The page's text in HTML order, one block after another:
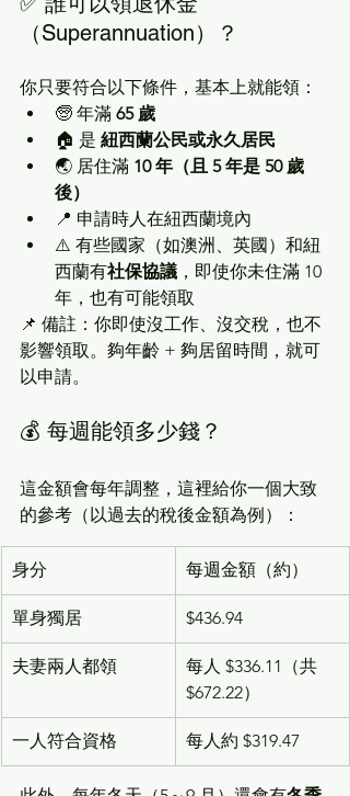
（Superannuation）？
你只要符合以下條件，基本上就能領：
🧓 年滿 65 歲
🏠 是 紐西蘭公民或永久居民
🌏 居住滿 10 年（且 5 年是 50 歲
後）
📍 申請時人在紐西蘭境內
⚠️ 有些國家（如澳洲、英國）和紐
西蘭有社保協議 ，即使你未住滿 10
年，也有可能領取
📌 備註：你即使沒工作、沒交稅，也不
影響領取。夠年齡 + 夠居留時間，就可
以申請。
💰 每週能領多少錢？
這金額會每年調整，這裡給你一個大致
的參考（以過去的稅後金額為例）：
身分 每週金額（約）
單身獨居 $436.94
夫妻兩人都領
每人 $336.11（共
$672.22）
一人符合資格 每人約 $319.47